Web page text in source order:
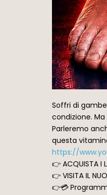
Soffri di
condizione.
Parleremo
questa
https://
👉 ACQUISTA
👉 VISITA IL
👉💳